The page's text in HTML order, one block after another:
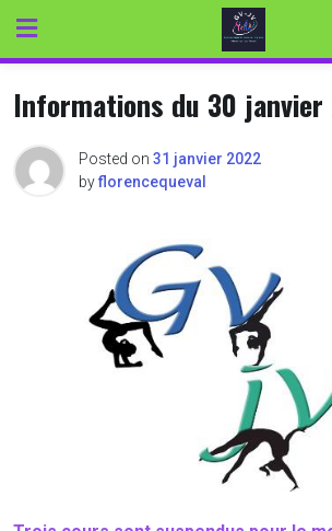
content
Informations du 30 janvier
Posted on 31 janvier 2022
byflorencequeval